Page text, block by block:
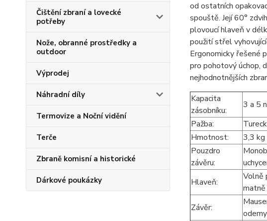
Čištění zbraní a lovecké
potřeby
Nože, obranné prostředky a
outdoor
Výprodej
Náhradní díly
Termovize a Noční vidění
Terče
Zbraně komisní a historické
Dárkové poukázky
od ostatních
spouště. Její 60°
plovoucí hlaveň v
použití střel
Ergonomicky řešené
pro pohotový úchop,
nejhodnotnějších
Kapacita
zásobníku:
3 a 5
Pažba:
Hmotnost:
3,3 kg
Pouzdro
závěru:
Hlaveň:
Volně
matně
Závěr: